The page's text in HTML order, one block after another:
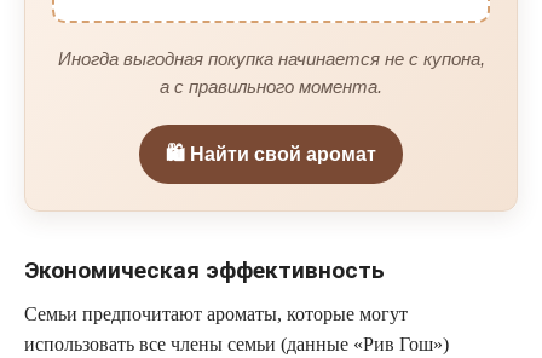
Иногда выгодная покупка начинается не с купона,
а с правильного момента.
🛍️ Найти свой аромат
Экономическая эффективность
Семьи предпочитают ароматы, которые могут
использовать все члены семьи (данные «Рив Гош»)